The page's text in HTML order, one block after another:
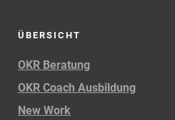
ÜBERSICHT
OKR Beratung
OKR Coach Ausbildung
New Work